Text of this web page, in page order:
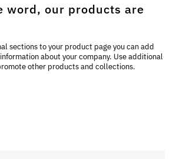
word, our products are
sections to your product page you can add
about your company. Use additional
other products and collections.